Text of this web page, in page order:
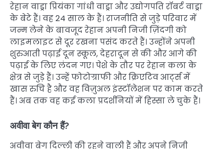
रेहान वाड्रा प्रियंका गांधी वाड्रा और उद्योगपति रॉबर्ट वाड्रा
के बेटे हैं। वह 24 साल के हैं। राजनीति से जुड़े परिवार में
जन्म लेने के बावजूद रेहान अपनी निजी ज़िंदगी को
लाइमलाइट से दूर रखना पसंद करते हैं। उन्होंने अपनी
शुरुआती पढ़ाई दून स्कूल, देहरादून से की और आगे की
पढ़ाई के लिए लंदन गए। पेशे के तौर पर रेहान कला के
क्षेत्र से जुड़े हैं। उन्हें फोटोग्राफी और क्रिएटिव आर्ट्स में
खास रुचि है और वह विज़ुअल इंस्टॉलेशन पर काम करते
हैं। अब तक वह कई कला प्रदर्शनियों में हिस्सा ले चुके हैं।
अवीवा बेग कौन हैं?
अवीवा बेग दिल्ली की रहने वाली हैं और अपने निजी